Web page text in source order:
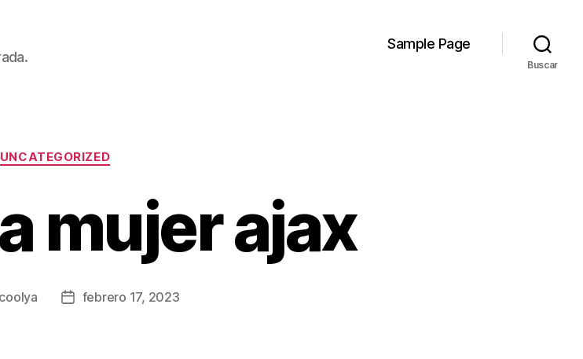
Sample Page
Buscar
Categorías
UNCATEGORIZED
mujer ajax
Fecha
febrero 17, 2023